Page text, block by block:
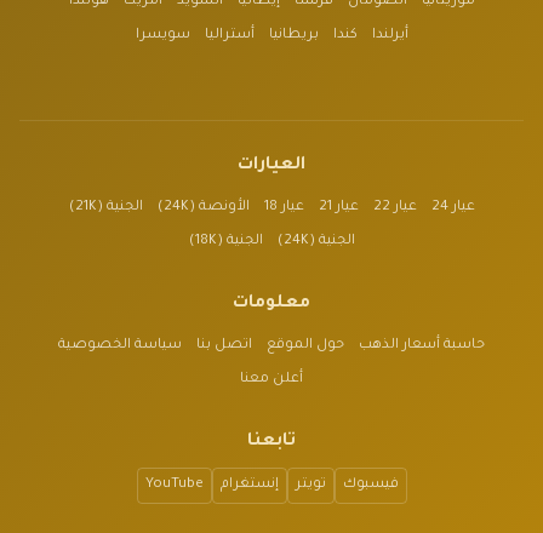
أيرلندا كندا بريطانيا أستراليا سويسرا
العيارات
عيار 24 عيار 22 عيار 21 عيار 18 الأونصة (24K) الجنية (21K)
الجنية (24K) الجنية (18K)
معلومات
حاسبة أسعار الذهب حول الموقع اتصل بنا سياسة الخصوصية
أعلن معنا
تابعنا
فيسبوك تويتر إنستغرام YouTube